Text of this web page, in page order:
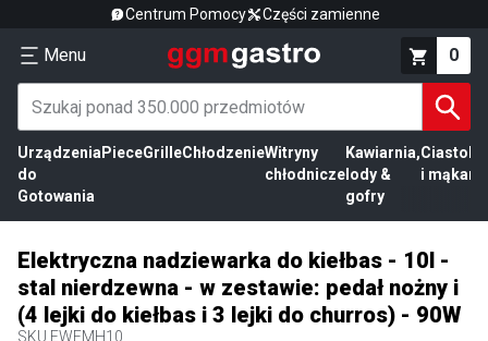
Centrum Pomocy Części zamienne
Menu 0
Urządzenia
do
Gotowania
PieceGrilleChłodzenieWitryny
chłodnicze
Kawiarnia,
lody &
gofry
Ciasto
i mąka
Elektryczna nadziewarka do kiełbas - 10l -
stal nierdzewna - w zestawie: pedał nożny i
(4 lejki do kiełbas i 3 lejki do churros) - 90W
SKU EWFMH10